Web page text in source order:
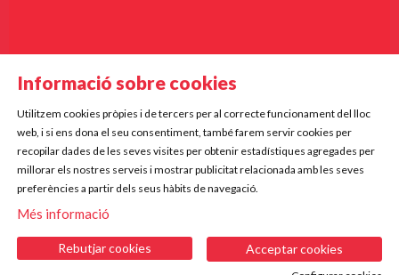
Diapositiva 2 de 9
Mercè Rodoreda, 5
17834 Porqueres
Telf. 972 573 612 | 672 220 255
Sitemap | Avís Legal | Ús de Cookies | Contactar
Informació sobre cookies
Utilitzem cookies pròpies i de tercers per al correcte funcionament del lloc
web, i si ens dona el seu consentiment, també farem servir cookies per
recopilar dades de les seves visites per obtenir estadístiques agregades per
millorar els nostres serveis i mostrar publicitat relacionada amb les seves
preferències a partir dels seus hàbits de navegació.
Més informació
Acceptar cookies
Rebutjar cookies